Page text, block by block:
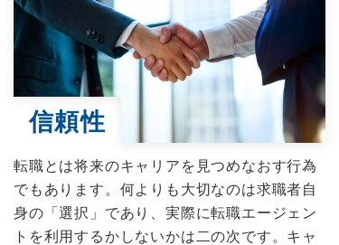
信頼性
転職とは将来のキャリアを見つめなおす行為
でもあります。何よりも大切なのは求職者自
身の「選択」であり、実際に転職エージェン
トを利用するかしないかは二の次です。キャ